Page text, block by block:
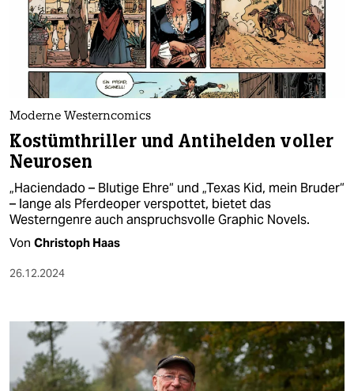
berlin
nord
wahrheit
verlag
verlag
veranstaltungen
shop
fragen & hilfe
abo
genossenschaft
epaper login
Moderne Westerncomics
Kostümthriller und Antihelden voller
Neurosen
„Haciendado – Blutige Ehre“ und „Texas Kid, mein Bruder“
– lange als Pferdeoper verspottet, bietet das
Westerngenre auch anspruchsvolle Graphic Novels.
Von Christoph Haas
26.12.2024